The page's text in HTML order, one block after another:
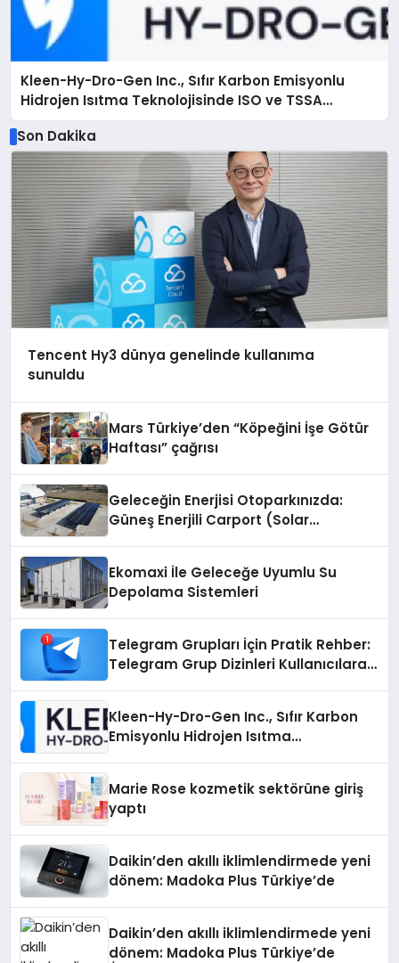
Kleen-Hy-Dro-Gen Inc., Sıfır Karbon Emisyonlu
Hidrojen Isıtma Teknolojisinde ISO ve TSSA
Düzenleyici Onaylarını Aldı
Son Dakika
Tencent Hy3 dünya genelinde kullanıma
sunuldu
Mars Türkiye’den “Köpeğini İşe Götür
Haftası” çağrısı
Geleceğin Enerjisi Otoparkınızda:
Güneş Enerjili Carport (Solar
Ekomaxi İle Geleceğe Uyumlu Su
Depolama Sistemleri
Telegram Grupları İçin Pratik Rehber:
Telegram Grup Dizinleri Kullanıcılara
Kleen-Hy-Dro-Gen Inc., Sıfır Karbon
Emisyonlu Hidrojen Isıtma
Marie Rose kozmetik sektörüne giriş
yaptı
Daikin’den akıllı iklimlendirmede yeni
dönem: Madoka Plus Türkiye’de
Daikin’den akıllı iklimlendirmede yeni
dönem: Madoka Plus Türkiye’de